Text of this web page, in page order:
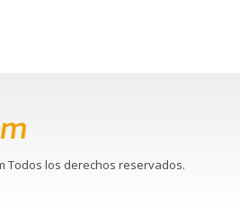
Todos los derechos reservados.